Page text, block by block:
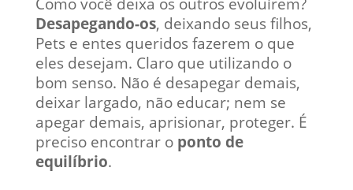
Desapegando-os, deixando seus filhos,
Pets e entes queridos fazerem o que
eles desejam. Claro que utilizando o
bom senso. Não é desapegar demais,
deixar largado, não educar; nem se
apegar demais, aprisionar, proteger. É
preciso encontrar o ponto de
equilíbrio.